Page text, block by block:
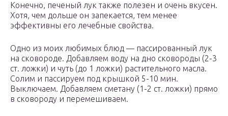
Конечно, печеный лук также полезен и очень вкусен.
Хотя, чем дольше он запекается, тем менее
эффективны его лечебные свойства.
Одно из моих любимых блюд — пассированный лук
на сковороде. Добавляем воду на дно сковороды (2-3
ст. ложки) и чуть (до 1 ложки) растительного масла.
Солим и пассируем под крышкой 5-10 мин.
Выключаем. Добавляем сметану (1-2 ст. ложки) прямо
в сковороду и перемешиваем.